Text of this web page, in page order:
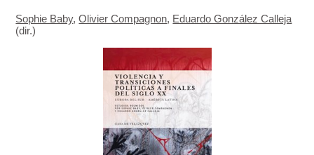
Sophie Baby,Olivier Compagnon, Eduardo González Calleja
(dir.)